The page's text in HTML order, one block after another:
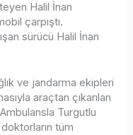
Halil İnan
çarpıştı.
sürücü Halil İnan
ve jandarma ekipleri
araçtan çıkarılan
Turgutlu
tüm